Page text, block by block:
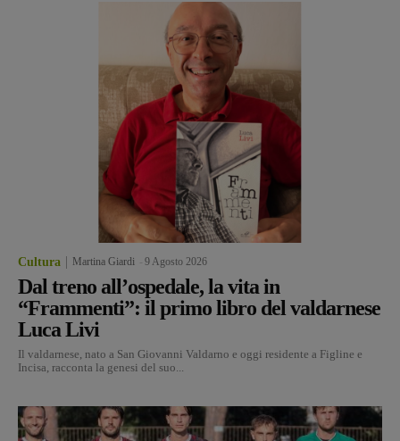
Cultura Martina Giardi 9 Agosto 2026
Dal treno all’ospedale, la vita in
“Frammenti”: il primo libro del valdarnese
Luca Livi
Il valdarnese, nato a San Giovanni Valdarno e oggi residente a Figline e
Incisa, racconta la genesi del suo...